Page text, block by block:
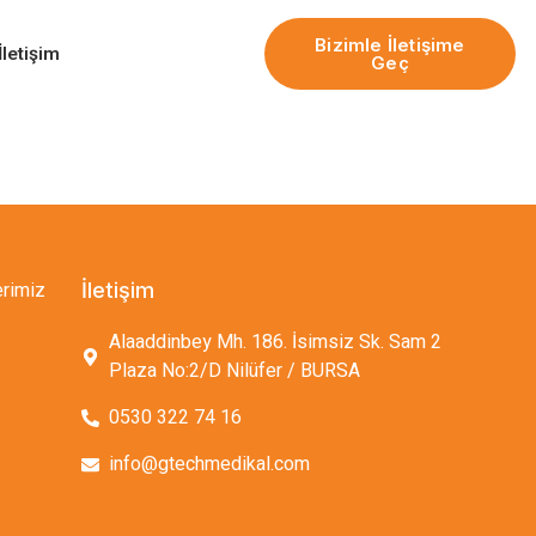
İletişim Bizimle İletişime
Geç
İletişim
Alaaddinbey Mh. 186. İsimsiz Sk. Sam 2
Plaza No:2/D Nilüfer / BURSA
0530 322 74 16
info@gtechmedikal.com